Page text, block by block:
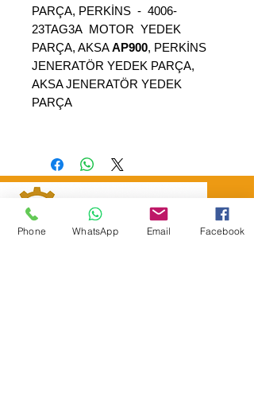
PARÇA, PERKİNS - 4006-
23TAG3A MOTOR YEDEK
PARÇA, AKSAAP900, PERKİNS
JENERATÖR YEDEK PARÇA,
AKSA JENERATÖR YEDEK
PARÇA
Phone WhatsApp Email Facebook